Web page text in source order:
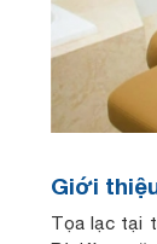
Giới
Tọa lạc tại